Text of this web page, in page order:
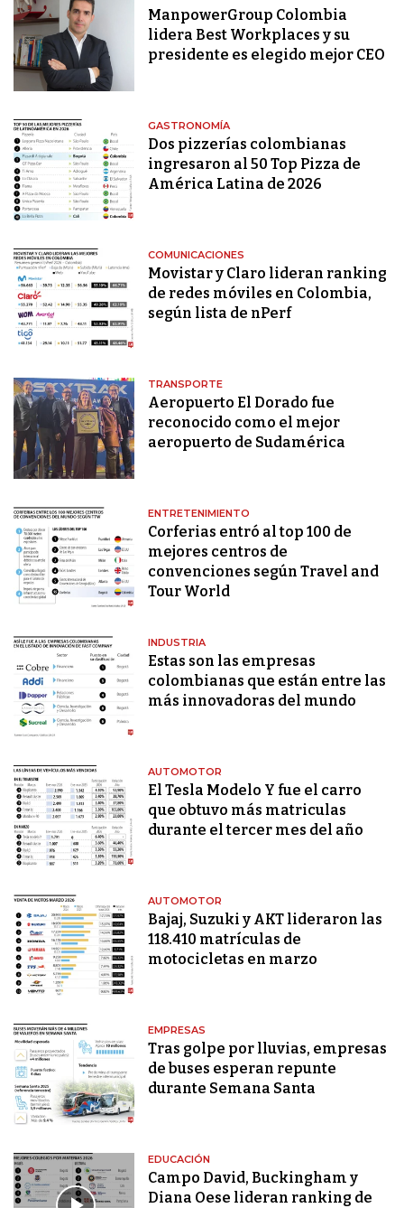
ManpowerGroup Colombia
lidera Best Workplaces y su
presidente es elegido mejor CEO
GASTRONOMÍA
Dos pizzerías colombianas
ingresaron al 50 Top Pizza de
América Latina de 2026
COMUNICACIONES
Movistar y Claro lideran ranking
de redes móviles en Colombia,
según lista de nPerf
TRANSPORTE
Aeropuerto El Dorado fue
reconocido como el mejor
aeropuerto de Sudamérica
ENTRETENIMIENTO
Corferias entró al top 100 de
mejores centros de
convenciones según Travel and
Tour World
INDUSTRIA
Estas son las empresas
colombianas que están entre las
más innovadoras del mundo
AUTOMOTOR
El Tesla Modelo Y fue el carro
que obtuvo más matriculas
durante el tercer mes del año
AUTOMOTOR
Bajaj, Suzuki y AKT lideraron las
118.410 matrículas de
motocicletas en marzo
EMPRESAS
Tras golpe por lluvias, empresas
de buses esperan repunte
durante Semana Santa
EDUCACIÓN
Campo David, Buckingham y
Diana Oese lideran ranking de